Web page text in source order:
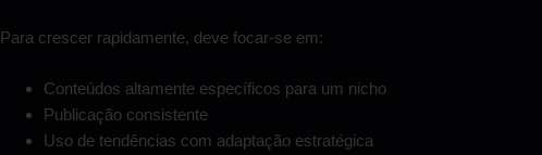
Para crescer rapidamente, deve focar-se em:
Conteúdos altamente específicos para um nicho
Publicação consistente
Uso de tendências com adaptação estratégica